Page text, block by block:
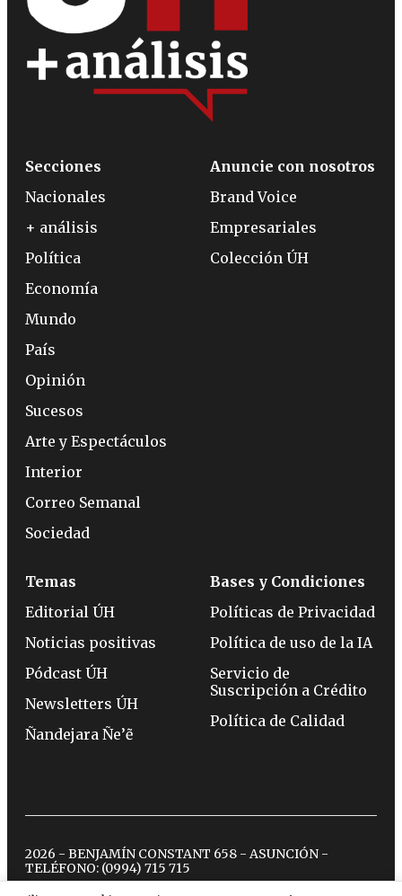
Secciones
Nacionales
+ análisis
Política
Economía
Mundo
País
Opinión
Sucesos
Arte y Espectáculos
Interior
Correo Semanal
Sociedad
Anuncie con nosotros
Brand Voice
Empresariales
Colección ÚH
Temas
Editorial ÚH
Noticias positivas
Pódcast ÚH
Newsletters ÚH
Ñandejara Ñe’ẽ
Bases y Condiciones
Políticas de Privacidad
Política de uso de la IA
Servicio de
Suscripción a Crédito
Política de Calidad
2026 - BENJAMÍN CONSTANT 658 - ASUNCIÓN -
TELÉFONO: (0994) 715 715